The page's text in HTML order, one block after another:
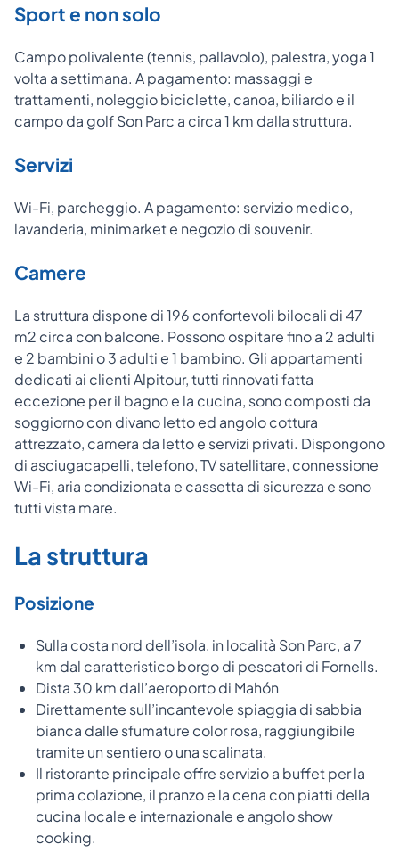
Sport e non solo
Campo polivalente (tennis, pallavolo), palestra, yoga 1
volta a settimana. A pagamento: massaggi e
trattamenti, noleggio biciclette, canoa, biliardo e il
campo da golf Son Parc a circa 1 km dalla struttura.
Servizi
Wi-Fi, parcheggio. A pagamento: servizio medico,
lavanderia, minimarket e negozio di souvenir.
Camere
La struttura dispone di 196 confortevoli bilocali di 47
m2 circa con balcone. Possono ospitare fino a 2 adulti
e 2 bambini o 3 adulti e 1 bambino. Gli appartamenti
dedicati ai clienti Alpitour, tutti rinnovati fatta
eccezione per il bagno e la cucina, sono composti da
soggiorno con divano letto ed angolo cottura
attrezzato, camera da letto e servizi privati. Dispongono
di asciugacapelli, telefono, TV satellitare, connessione
Wi-Fi, aria condizionata e cassetta di sicurezza e sono
tutti vista mare.
La struttura
Posizione
Sulla costa nord dell’isola, in località Son Parc, a 7
km dal caratteristico borgo di pescatori di Fornells.
Dista 30 km dall’aeroporto di Mahón
Direttamente sull’incantevole spiaggia di sabbia
bianca dalle sfumature color rosa, raggiungibile
tramite un sentiero o una scalinata.
Il ristorante principale offre servizio a buffet per la
prima colazione, il pranzo e la cena con piatti della
cucina locale e internazionale e angolo show
cooking.